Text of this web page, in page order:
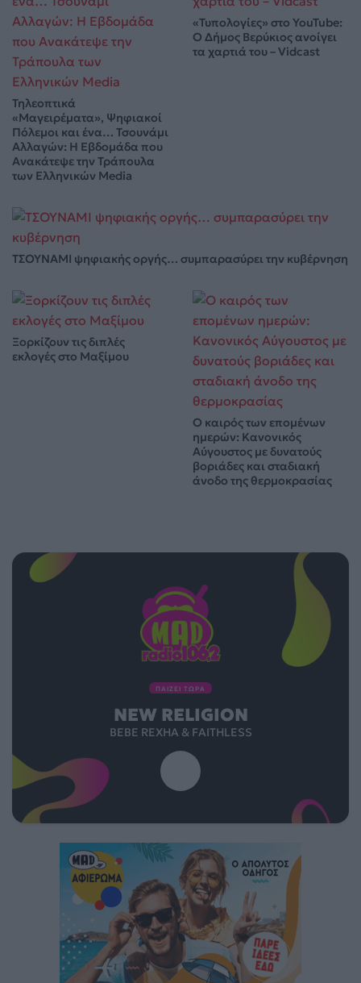
Τηλεοπτικά
«Μαγειρέματα», Ψηφιακοί
Πόλεμοι και ένα… Τσουνάμι
Αλλαγών: Η Εβδομάδα που
Ανακάτεψε την Τράπουλα
των Ελληνικών Media
«Τυπολογίες» στο YouTube:
Ο Δήμος Βερύκιος ανοίγει
τα χαρτιά του – Vidcast
ΤΣΟΥΝΑΜΙ ψηφιακής οργής… συμπαρασύρει την κυβέρνηση
Ξορκίζουν τις διπλές
εκλογές στο Μαξίμου
Ο καιρός των επομένων
ημερών: Κανονικός
Αύγουστος με δυνατούς
βοριάδες και σταδιακή
άνοδο της θερμοκρασίας
ΠΑΙΖΕΙ ΤΩΡΑ
NEW RELIGION
BEBE REXHA & FAITHLESS